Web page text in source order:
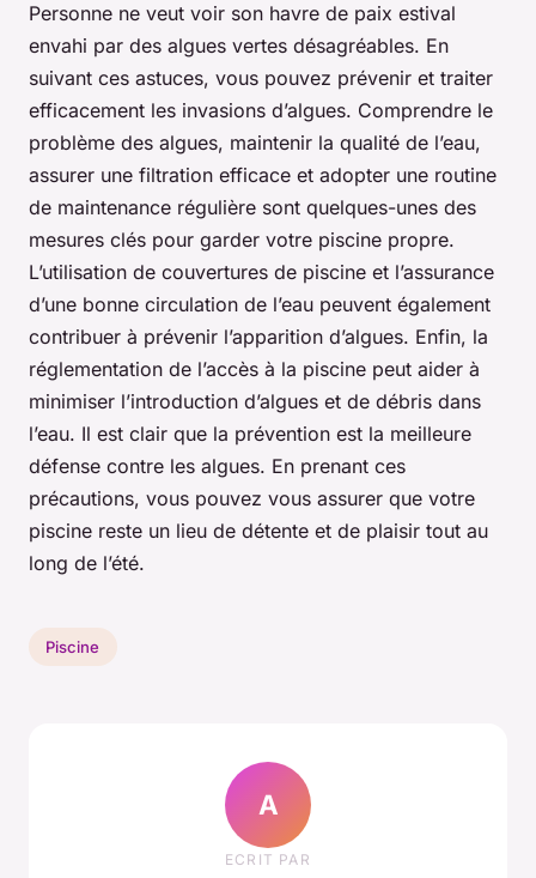
Personne ne veut voir son havre de paix estival
envahi par des algues vertes désagréables. En
suivant ces astuces, vous pouvez prévenir et traiter
efficacement les invasions d’algues. Comprendre le
problème des algues, maintenir la qualité de l’eau,
assurer une filtration efficace et adopter une routine
de maintenance régulière sont quelques-unes des
mesures clés pour garder votre piscine propre.
L’utilisation de couvertures de piscine et l’assurance
d’une bonne circulation de l’eau peuvent également
contribuer à prévenir l’apparition d’algues. Enfin, la
réglementation de l’accès à la piscine peut aider à
minimiser l’introduction d’algues et de débris dans
l’eau. Il est clair que la prévention est la meilleure
défense contre les algues. En prenant ces
précautions, vous pouvez vous assurer que votre
piscine reste un lieu de détente et de plaisir tout au
long de l’été.
Piscine
A
ECRIT PAR